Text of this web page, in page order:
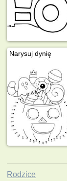
Narysuj dynię
Rodzice